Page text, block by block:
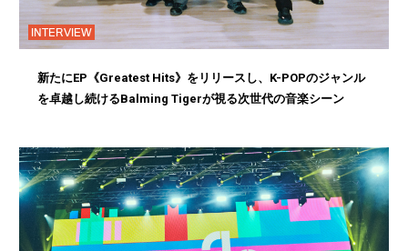
INTERVIEW
新たにEP《Greatest Hits》をリリースし、K-POPのジャンル
を卓越し続けるBalming Tigerが視る次世代の音楽シーン